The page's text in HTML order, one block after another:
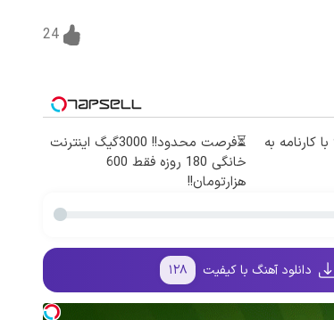
24
کارنامه به
⏳فرصت محدود!! 3000گیگ اینترنت
خانگی 180 روزه فقط 600
هزارتومان!!
دانلود آهنگ با کیفیت ۱۲۸